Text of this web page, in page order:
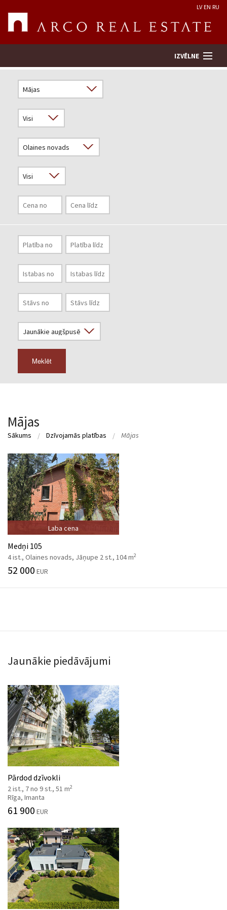
LV EN RU
IZVĒLNE
Novērtēt īpašumu
Uzņēmums
Pakalpojumi
Kontakti
Meklēt
Mājas
Sākums Dzīvojamās platības Mājas
Laba cena
Medņi 105
4 ist., Olaines novads, Jāņupe 2 st., 104 m2
52 000 EUR
Jaunākie piedāvājumi
Pārdod dzīvokli
2 ist., 7 no 9 st., 51 m2
Rīga, Imanta
61 900 EUR